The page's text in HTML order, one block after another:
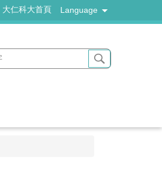
大仁科大首頁 Language